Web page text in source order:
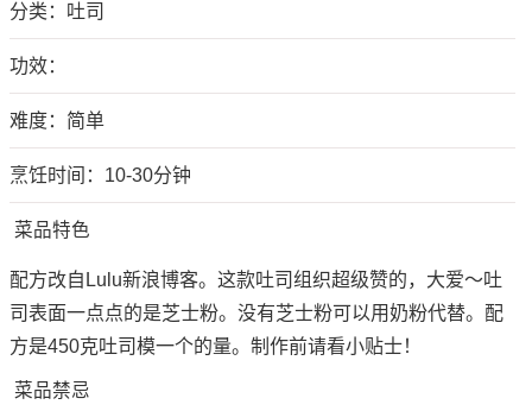
分类： 吐司
功效：
难度：简单
烹饪时间：10-30分钟
菜品特色
配方改自Lulu新浪博客。这款吐司组织超级赞的，大爱～吐
司表面一点点的是芝士粉。没有芝士粉可以用奶粉代替。配
方是450克吐司模一个的量。制作前请看小贴士！
菜品禁忌